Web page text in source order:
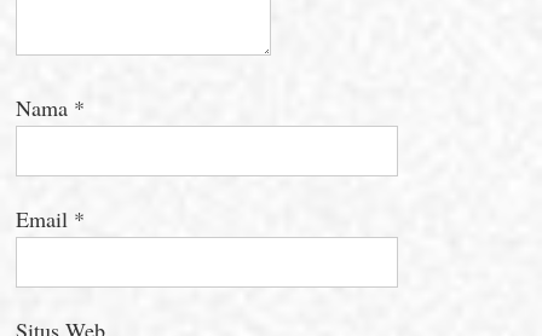
Nama *
Email *
Situs Web